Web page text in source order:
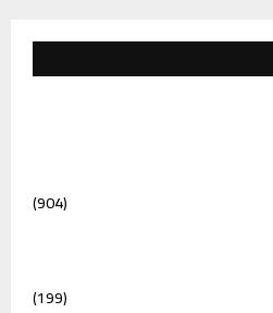
(904)
(199)